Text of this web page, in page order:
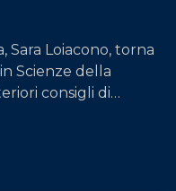
Sara Loiacono, torna
Scienze della
consigli di
Sorrentino-Pagano